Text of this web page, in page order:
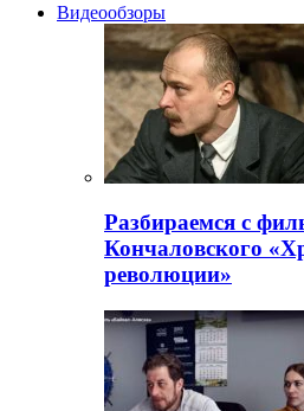
Видеообзоры
Разбираемся с
Кончаловского
революции»